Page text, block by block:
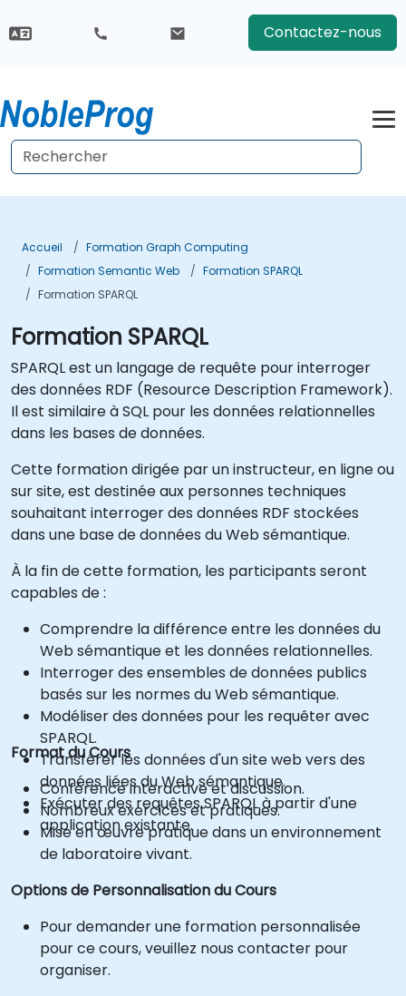
Contactez-nous
Accueil
Formation Graph Computing
Formation Semantic Web
Formation SPARQL
Formation SPARQL
Formation SPARQL
SPARQL est un langage de requête pour interroger
des données RDF (Resource Description Framework).
Il est similaire à SQL pour les données relationnelles
dans les bases de données.
Cette formation dirigée par un instructeur, en ligne ou
sur site, est destinée aux personnes techniques
souhaitant interroger des données RDF stockées
dans une base de données du Web sémantique.
À la fin de cette formation, les participants seront
capables de :
Comprendre la différence entre les données du
Web sémantique et les données relationnelles.
Interroger des ensembles de données publics
basés sur les normes du Web sémantique.
Modéliser des données pour les requêter avec
SPARQL.
Transférer les données d'un site web vers des
données liées du Web sémantique.
Exécuter des requêtes SPARQL à partir d'une
application existante.
Format du Cours
Conférence interactive et discussion.
Nombreux exercices et pratiques.
Mise en œuvre pratique dans un environnement
de laboratoire vivant.
Options de Personnalisation du Cours
Pour demander une formation personnalisée
pour ce cours, veuillez nous contacter pour
organiser.